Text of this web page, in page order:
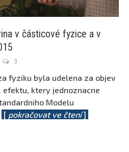
v částicové fyzice a v
3
fyziku byla udelena za objev
ktery jednoznacne
Modelu
[ pokračovat ve čtení]